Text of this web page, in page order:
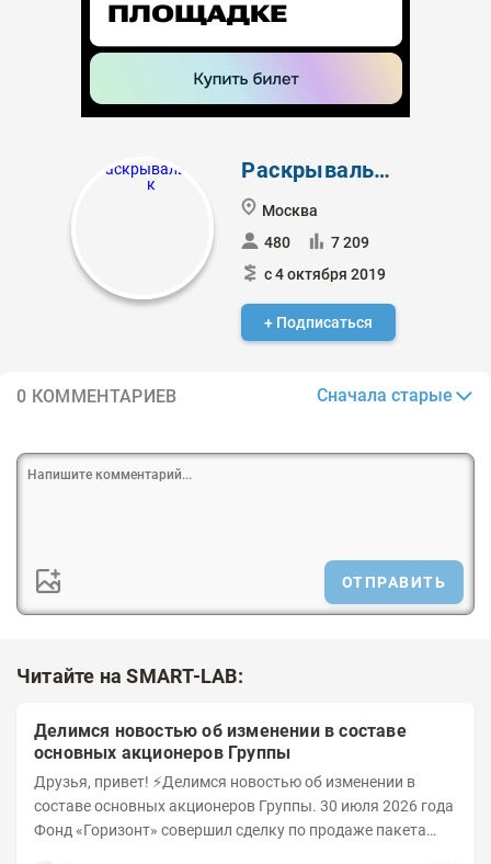
Раскрывальщик
Москва
480
7 209
с 4 октября 2019
+ Подписаться
0 КОММЕНТАРИЕВ Сначала старые
ОТПРАВИТЬ
Читайте на SMART-LAB:
Делимся новостью об изменении в составе
основных акционеров Группы
Друзья, привет! ⚡️Делимся новостью об изменении в
составе основных акционеров Группы. 30 июля 2026 года
Фонд «Горизонт» совершил сделку по продаже пакета